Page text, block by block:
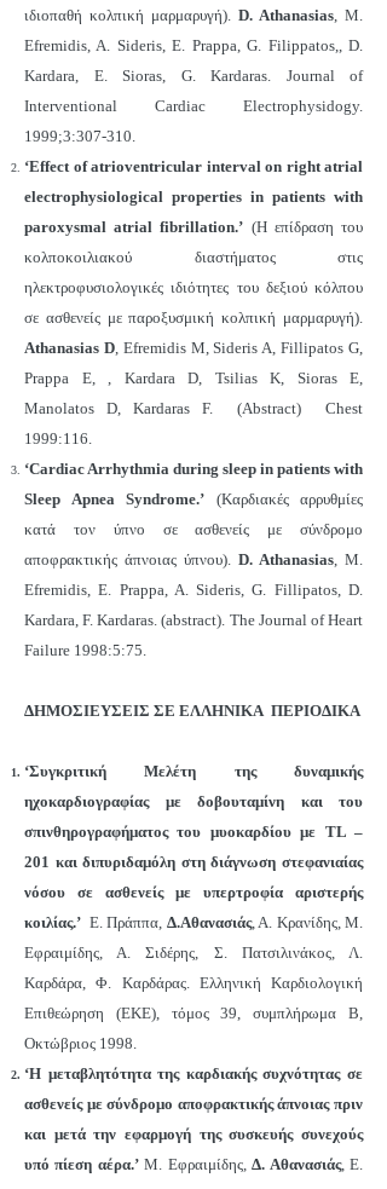
ιδιοπαθή κολπική μαρμαρυγή). D. Athanasias, M.
Efremidis, A. Sideris, E. Prappa, G. Filippatos,, D.
Kardara, E. Sioras, G. Kardaras. Journal of
Interventional Cardiac Electrophysidogy.
1999;3:307-310.
‘Effect of atrioventricular interval on right atrial
electrophysiological properties in patients with
paroxysmal atrial fibrillation.’ (Η επίδραση του
κολποκοιλιακού διαστήματος στις
ηλεκτροφυσιολογικές ιδιότητες του δεξιού κόλπου
σε ασθενείς με παροξυσμική κολπική μαρμαρυγή).
Athanasias D, Efremidis M, Sideris A, Fillipatos G,
Prappa E, , Kardara D, Tsilias K, Sioras E,
Manolatos D, Kardaras F. (Abstract) Chest
1999:116.
‘Cardiac Arrhythmia during sleep in patients with
Sleep Apnea Syndrome.’ (Καρδιακές αρρυθμίες
κατά τον ύπνο σε ασθενείς με σύνδρομο
αποφρακτικής άπνοιας ύπνου). D. Athanasias, M.
Efremidis, E. Prappa, A. Sideris, G. Fillipatos, D.
Kardara, F. Kardaras. (abstract). The Journal of Heart
Failure 1998:5:75.
ΔΗΜΟΣΙΕΥΣΕΙΣ ΣΕ ΕΛΛΗΝΙΚΑ ΠΕΡΙΟΔΙΚΑ
‘Συγκριτική Μελέτη της δυναμικής
ηχοκαρδιογραφίας με δοβουταμίνη και του
σπινθηρογραφήματος του μυοκαρδίου με TL –
201 και διπυριδαμόλη στη διάγνωση στεφανιαίας
νόσου σε ασθενείς με υπερτροφία αριστερής
κοιλίας.’ Ε. Πράππα, Δ.Αθανασιάς, Α. Κρανίδης, Μ.
Εφραιμίδης, Α. Σιδέρης, Σ. Πατσιλινάκος, Λ.
Καρδάρα, Φ. Καρδάρας. Ελληνική Καρδιολογική
Επιθεώρηση (ΕΚΕ), τόμος 39, συμπλήρωμα Β,
Οκτώβριος 1998.
‘Η μεταβλητότητα της καρδιακής συχνότητας σε
ασθενείς με σύνδρομο αποφρακτικής άπνοιας πριν
και μετά την εφαρμογή της συσκευής συνεχούς
υπό πίεση αέρα.’Μ. Εφραιμίδης,Δ. Αθανασιάς, Ε.